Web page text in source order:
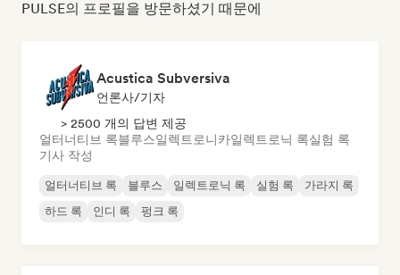
PULSE의 프로필을 방문하셨기 때문에
Acustica Subversiva
언론사/기자
> 2500 개의 답변 제공
얼터너티브 록블루스일렉트로니카일렉트로닉 록실험 록
기사 작성
얼터너티브 록 블루스 일렉트로닉 록 실험 록
가라지 록
하드 록
인디 록 펑크 록